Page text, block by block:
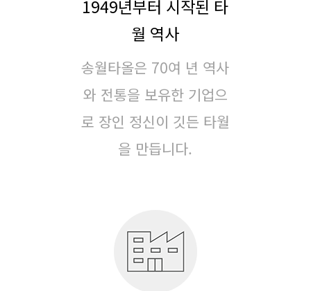
1949년부터 시작된 타
월 역사
송월타올은 70여 년 역사
와 전통을 보유한 기업으
로 장인 정신이 깃든 타월
을 만듭니다.